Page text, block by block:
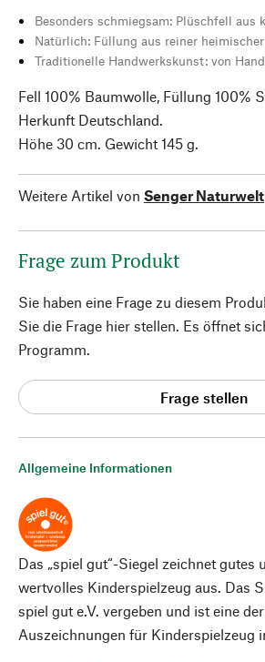
Allgemeine Informationen
Das „spiel gut“-Siegel zeichnet gutes
wertvolles Kinderspielzeug aus. Das
spiel gut e.V. vergeben und ist eine
Auszeichnungen für Kinderspielzeug
Besonders schmiegsam: Plüschfell aus
Natürlich: Füllung aus reiner
Traditionelle Handwerkskunst: von
Fell 100% Baumwolle, Füllung 100%
Herkunft Deutschland.
Höhe 30 cm. Gewicht 145 g.
Weitere Artikel von Senger Naturwelt
Frage zum Produkt
Sie haben eine Frage zu diesem
Sie die Frage hier stellen. Es öffnet
Programm.
Frage stellen